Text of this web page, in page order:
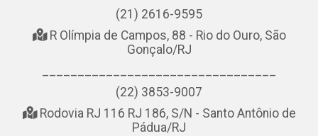
(21) 2616-9595
R Olímpia de Campos, 88 - Rio do Ouro, São
Gonçalo/RJ
(22) 3853-9007
Rodovia RJ 116 RJ 186, S/N - Santo Antônio de
Pádua/RJ